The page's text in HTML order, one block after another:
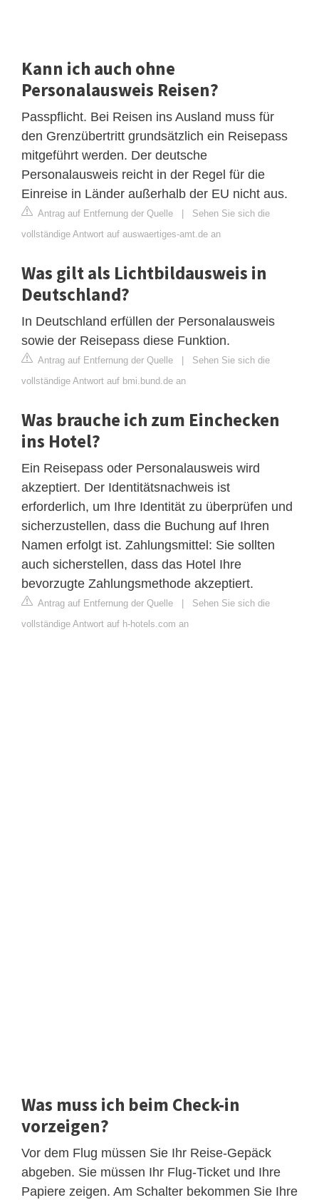
Kann ich auch ohne
Personalausweis Reisen?
Passpflicht. Bei Reisen ins Ausland muss für
den Grenzübertritt grundsätzlich ein Reisepass
mitgeführt werden. Der deutsche
Personalausweis reicht in der Regel für die
Einreise in Länder außerhalb der EU nicht aus.
Antrag auf Entfernung der Quelle | Sehen Sie sich die
vollständige Antwort auf auswaertiges-amt.de an
Was gilt als Lichtbildausweis in
Deutschland?
In Deutschland erfüllen der Personalausweis
sowie der Reisepass diese Funktion.
Antrag auf Entfernung der Quelle | Sehen Sie sich die
vollständige Antwort auf bmi.bund.de an
Was brauche ich zum Einchecken
ins Hotel?
Ein Reisepass oder Personalausweis wird
akzeptiert. Der Identitätsnachweis ist
erforderlich, um Ihre Identität zu überprüfen und
sicherzustellen, dass die Buchung auf Ihren
Namen erfolgt ist. Zahlungsmittel: Sie sollten
auch sicherstellen, dass das Hotel Ihre
bevorzugte Zahlungsmethode akzeptiert.
Antrag auf Entfernung der Quelle | Sehen Sie sich die
vollständige Antwort auf h-hotels.com an
Was muss ich beim Check-in
vorzeigen?
Vor dem Flug müssen Sie Ihr Reise-Gepäck
abgeben. Sie müssen Ihr Flug-Ticket und Ihre
Papiere zeigen. Am Schalter bekommen Sie Ihre